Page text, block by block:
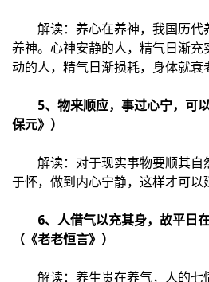
解读：养心在养神，我国历代
养神。心神安静的人，精气日渐
动的人，精气日渐损耗，身体就衰
5、物来顺应，事过心宁，可
保元》）
解读：对于现实事物要顺其自
于怀，做到内心宁静，这样才可以
6、人借气以充其身，故平日
（《老老恒言》）
解读：养生贵在养气，人的七